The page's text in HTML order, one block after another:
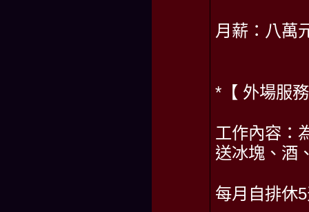
月薪：八萬
*【 外場服
工作內容：
送冰塊、酒
每月自排休